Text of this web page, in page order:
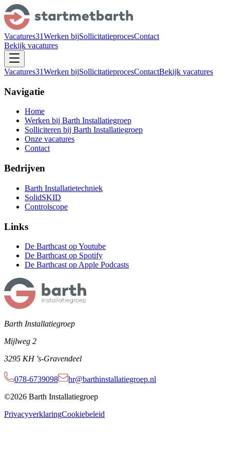
Vacatures31Werken bijSollicitatieprocesContact
Bekijk vacatures
Vacatures31Werken bijSollicitatieprocesContactBekijk vacatures
Navigatie
Home
Werken bij Barth Installatiegroep
Solliciteren bij Barth Installatiegroep
Onze vacatures
Contact
Bedrijven
Barth Installatietechniek
SolidSKID
Controlscope
Links
De Barthcast op Youtube
De Barthcast op Spotify
De Barthcast op Apple Podcasts
Barth Installatiegroep
Mijlweg 2
3295 KH 's-Gravendeel
078-6739098
hr@barthinstallatiegroep.nl
©2026 Barth Installatiegroep
PrivacyverklaringCookiebeleid